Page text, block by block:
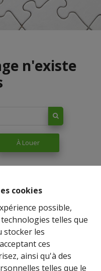
cookies
possible,
telles que
stocker les
ces
ainsi qu'à des
telles que le
n'existe
À Louer